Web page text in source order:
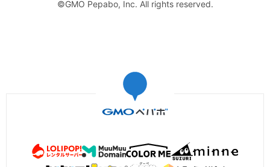
©GMO Pepabo, Inc. All rights reserved.